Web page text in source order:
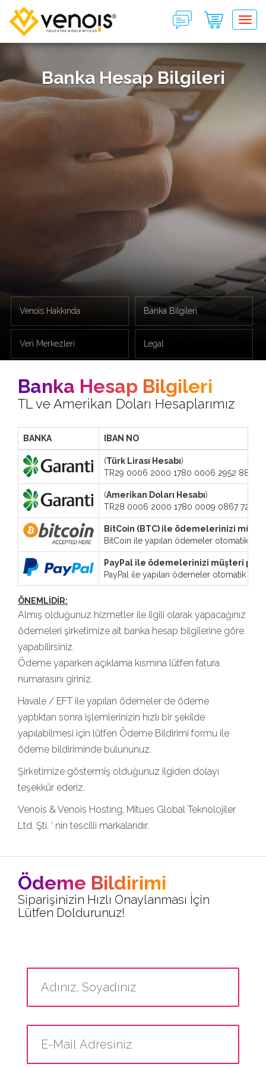
Banka Hesap Bilgileri
Venois Hakkında Banka Bilgileri
Veri Merkezleri Legal
Banka Hesap Bilgileri
TL ve Amerikan Doları Hesaplarımız
BANKA IBAN NO
(Türk Lirası Hesabı)
TR29 0006 2000 1780 0006 2952 88
(Amerikan Doları Hesabı)
TR28 0006 2000 1780 0009 0867 72
BitCoin (BTC) ile ödemelerinizi
BitCoin ile yapılan ödemeler otomatik
PayPal ile ödemelerinizi müşteri
PayPal ile yapılan ödemeler otomatik
ÖNEMLİDİR:
Almış olduğunuz hizmetler ile ilgili olarak yapacağınız
ödemeleri şirketimize ait banka hesap bilgilerine göre
yapabilirsiniz.
Ödeme yaparken açıklama kısmına lütfen fatura
numarasını giriniz.
Havale / EFT ile yapılan ödemeler de ödeme
yaptıktan sonra işlemlerinizin hızlı bir şekilde
yapılabilmesi için lütfen Ödeme Bildirimi formu ile
ödeme bildiriminde bulununuz.
Şirketimize göstermiş olduğunuz ilgiden dolayı
teşekkür ederiz.
Venois & Venois Hosting, Mitues Global Teknolojiler
Ltd. Şti. ' nin tescilli markalarıdır.
Ödeme Bildirimi
Siparişinizin Hızlı Onaylanması İçin
Lütfen Doldurunuz!